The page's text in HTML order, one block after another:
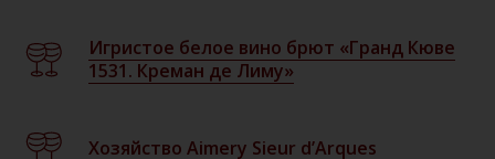
Игристое белое вино брют «Гранд Кюве
1531. Креман де Лиму»
Хозяйство Aimery Sieur d’Arques